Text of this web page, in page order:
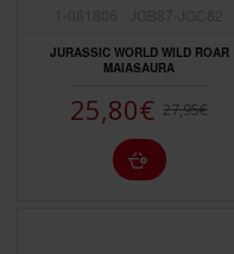
JURASSIC WORLD WILD ROAR
MAIASAURA
25,80€ 27,95€